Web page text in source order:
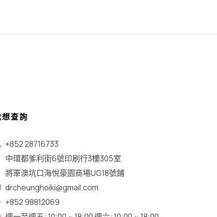
查詢
+852 28716733
中環都爹利街6號印刷行3樓305室
將軍澳坑口​海悅豪園商場UG18號鋪
drcheunghoiki@gmail.com
+852 98812069